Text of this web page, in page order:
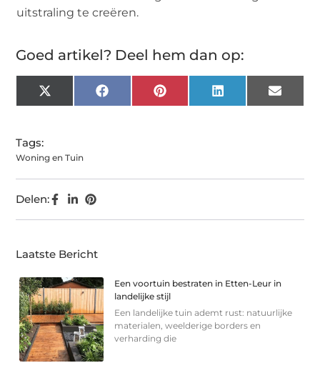
uitstraling te creëren.
Goed artikel? Deel hem dan op:
X
(Twitter)
Facebook Pinterest LinkedIn Email
Tags:
Woning en Tuin
Delen:
Laatste Bericht
Een voortuin bestraten in Etten-Leur in
landelijke stijl
Een landelijke tuin ademt rust: natuurlijke
materialen, weelderige borders en
verharding die